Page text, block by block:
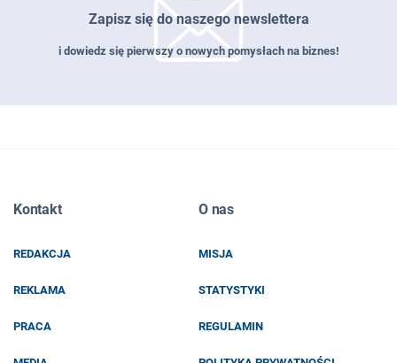
Zapisz się do naszego newslettera
i dowiedz się pierwszy o nowych pomysłach na biznes!
EMAIL
Kontakt
REDAKCJA
REKLAMA
PRACA
O nas
MISJA
STATYSTYKI
REGULAMIN